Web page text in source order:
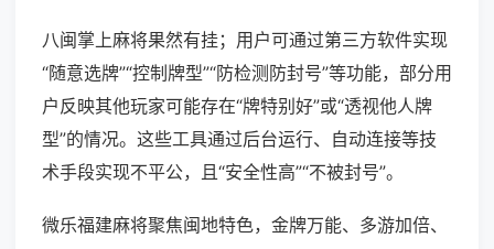
八闽掌上麻将果然有挂；用户可通过第三方软件实现
“随意选牌”“控制牌型”“防检测防封号”等功能，部分用
户反映其他玩家可能存在“牌特别好”或“透视他人牌
型”的情况。这些工具通过后台运行、自动连接等技
术手段实现不平公，且“安全性高”“不被封号”。
微乐福建麻将聚焦闽地特色，金牌万能、多游加倍、